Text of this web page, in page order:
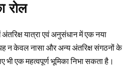
रोल
यात्रा एवं अनुसंधान में एक नया
न केवल नासा और अन्य अंतरिक्ष संगठनों के
भी एक महत्वपूर्ण भूमिका निभा सकता है।